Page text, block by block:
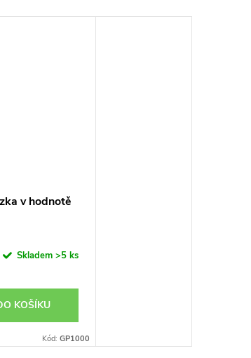
v hodnotě
Skladem >5 ks
KOŠÍKU
Kód: GP1000